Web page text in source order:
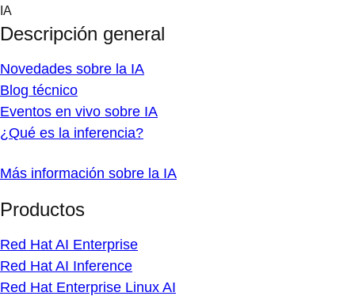
Skip
content
IA
Descripción general
Novedades sobre la IA
Blog técnico
Eventos en vivo sobre IA
¿Qué es la inferencia?
Más información sobre la IA
Productos
Red Hat AI Enterprise
Red Hat AI Inference
Red Hat Enterprise Linux AI